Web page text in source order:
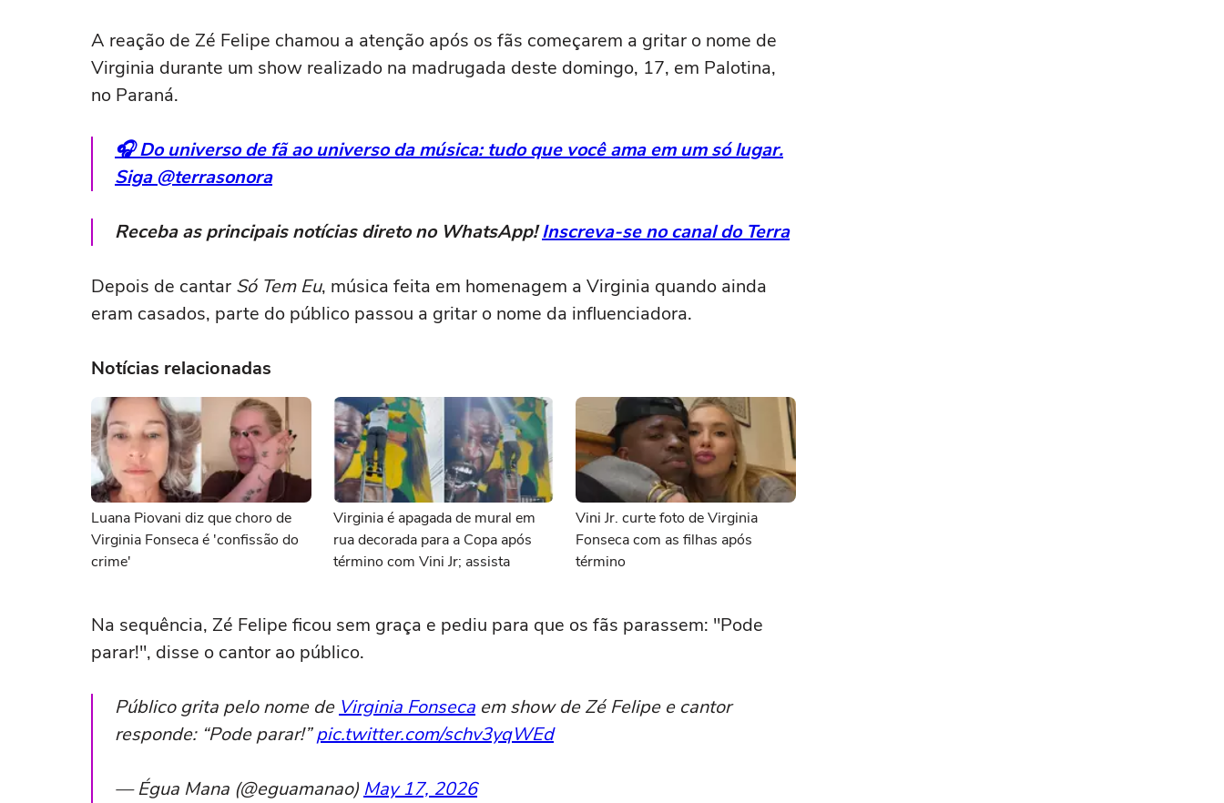
A reação de Zé Felipe chamou a atenção após os fãs começarem a gritar o nome de
Virginia durante um show realizado na madrugada deste domingo, 17, em Palotina,
no Paraná.
🎧 Do universo de fã ao universo da música: tudo que você ama em um só lugar.
Siga @terrasonora
Receba as principais notícias direto no WhatsApp!Inscreva-se no canal do Terra
Depois de cantar Só Tem Eu, música feita em homenagem a Virginia quando ainda
eram casados, parte do público passou a gritar o nome da influenciadora.
Notícias relacionadas
Luana Piovani diz que choro de
Virginia Fonseca é 'confissão do
crime'
Virginia é apagada de mural em
rua decorada para a Copa após
término com Vini Jr; assista
Vini Jr. curte foto de Virginia
Fonseca com as filhas após
término
Na sequência, Zé Felipe ficou sem graça e pediu para que os fãs parassem: "Pode
parar!", disse o cantor ao público.
Público grita pelo nome de Virginia Fonseca em show de Zé Felipe e cantor
responde: “Pode parar!”pic.twitter.com/schv3yqWEd
— Égua Mana (@eguamanao) May 17, 2026